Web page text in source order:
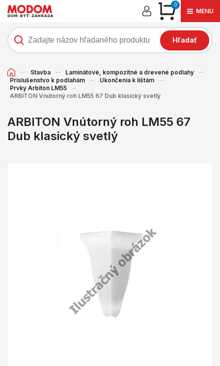
0
MENU
Hľadať
Stavba
Laminátové, kompozitné a drevené podlahy
Príslušenstvo k podlahám
Ukončenia k lištám
Prvky Arbiton LM55
ARBITON Vnútorný roh LM55 67 Dub klasický svetlý
ARBITON Vnútorný roh LM55 67
Dub klasický svetlý